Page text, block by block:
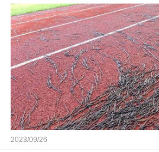
2023/09/26